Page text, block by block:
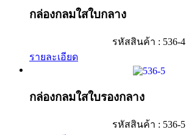
กล่องกลมใสใบกลาง
รหัสสินค้า : 536-4
รายละเอียด
กล่องกลมใสใบรองกลาง
รหัสสินค้า : 536-5